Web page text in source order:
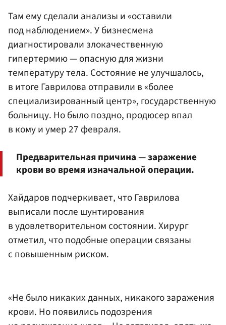
Там ему сделали анализы и «оставили
под наблюдением». У бизнесмена
диагностировали злокачественную
гипертермию — опасную для жизни
температуру тела. Состояние не улучшалось,
в итоге Гаврилова отправили в «более
специализированный центр», государственную
больницу. Но было поздно, продюсер впал
в кому и умер 27 февраля.
Предварительная причина — заражение
крови во время изначальной операции.
Хайдаров подчеркивает, что Гаврилова
выписали после шунтирования
в удовлетворительном состоянии. Хирург
отметил, что подобные операции связаны
с повышенным риском.
«Не было никаких данных, никакого заражения
крови. Но появились подозрения